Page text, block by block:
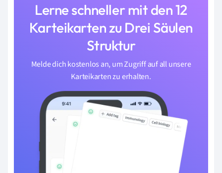
Lerne schneller mit den 12
Karteikarten zu Drei Säulen
Struktur
Melde dich kostenlos an, um Zugriff auf all unsere
Karteikarten zu erhalten.